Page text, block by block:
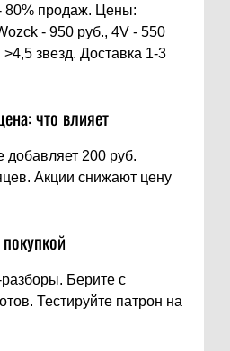
80% продаж. Цены:
- 950 руб., 4V - 550
звезд. Доставка 1-3
что влияет
добавляет 200 руб.
Акции снижают цену
Берите с
Тестируйте патрон на